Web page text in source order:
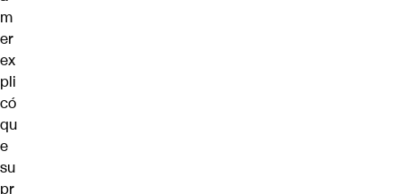
m
er
ex
pli
có
qu
e
su
pr